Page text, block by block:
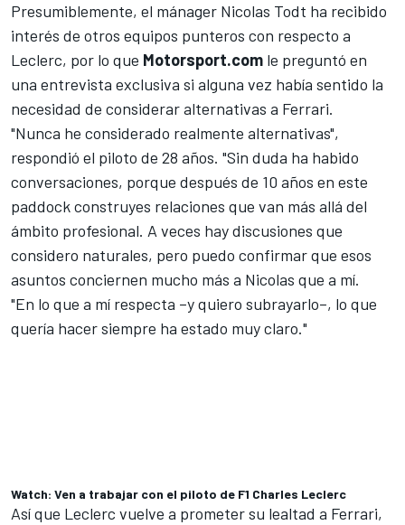
Presumiblemente, el mánager Nicolas Todt ha recibido
interés de otros equipos punteros con respecto a
Leclerc, por lo que Motorsport.com le preguntó en
una entrevista exclusiva si alguna vez había sentido la
necesidad de considerar alternativas a Ferrari.
"Nunca he considerado realmente alternativas",
respondió el piloto de 28 años. "Sin duda ha habido
conversaciones, porque después de 10 años en este
paddock construyes relaciones que van más allá del
ámbito profesional. A veces hay discusiones que
considero naturales, pero puedo confirmar que esos
asuntos conciernen mucho más a Nicolas que a mí.
"En lo que a mí respecta –y quiero subrayarlo–, lo que
quería hacer siempre ha estado muy claro."
Watch: Ven a trabajar con el piloto de F1 Charles Leclerc
Así que Leclerc vuelve a prometer su lealtad a Ferrari,